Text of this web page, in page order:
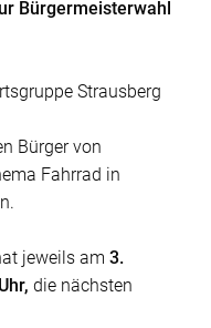
Bürgermeisterwahl
Strausberg
Bürger von
Fahrrad in
jeweils am3.
die nächsten